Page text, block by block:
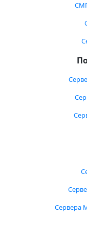
Сервера